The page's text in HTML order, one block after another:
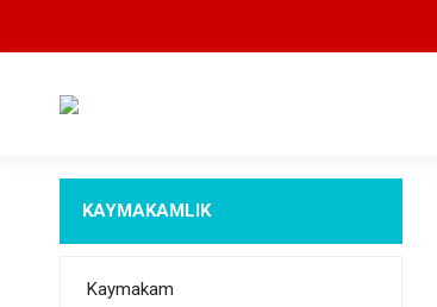
KAYMAKAMLIK
Kaymakam